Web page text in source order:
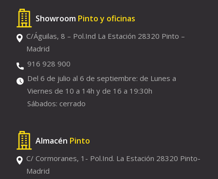
Showroom Pinto y oficinas
C/Águilas, 8 – Pol.Ind La Estación 28320 Pinto –
Madrid
916 928 900
Del 6 de julio al 6 de septiembre: de Lunes a
Viernes de 10 a 14h y de 16 a 19:30h
Sábados: cerrado
Almacén Pinto
C/ Cormoranes, 1- Pol.Ind. La Estación 28320 Pinto-
Madrid